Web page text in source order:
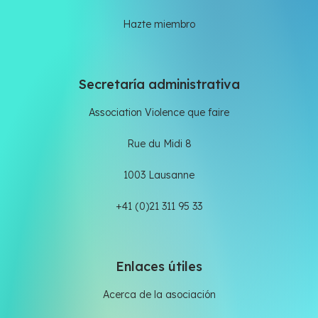
Hazte miembro
Secretaría administrativa
Association Violence que faire
Rue du Midi 8
1003 Lausanne
+41 (0)21 311 95 33
Enlaces útiles
Acerca de la asociación